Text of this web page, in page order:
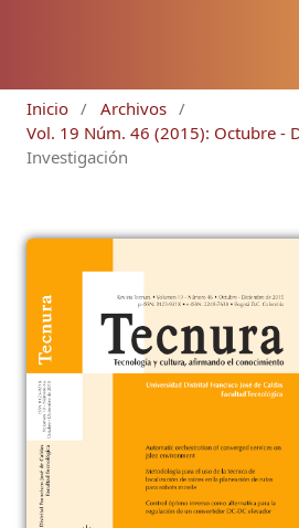
Inicio / Archivos /
Vol. 19 Núm. 46 (2015): Octubre -
Investigación